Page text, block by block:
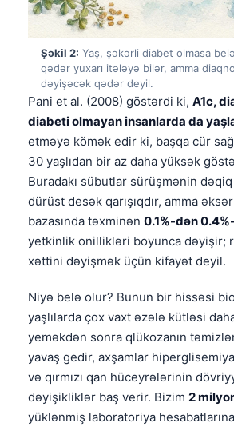
Şəkil 2: Yaş, şəkərli diabet olmasa
qədər yuxarı itələyə bilər, amma
dəyişəcək qədər deyil.
Pani et al. (2008) göstərdi ki, A1c,
diabeti olmayan insanlarda da
etməyə kömək edir ki, başqa cür
30 yaşlıdan bir az daha yüksək
Buradakı sübutlar sürüşmənin
dürüst desək qarışıqdır, amma
bazasında təxminən 0.1%-dən
yetkinlik onillikləri boyunca dəyişir;
xəttini dəyişmək üçün kifayət deyil.
Niyə belə olur? Bunun bir hissəsi
yaşlılarda çox vaxt əzələ kütləsi
yeməkdən sonra qlükozanın
yavaş gedir, axşamlar
və qırmızı qan hüceyrələrinin
dəyişikliklər baş verir. Bizim 2
yüklənmiş laboratoriya hesabatlarına